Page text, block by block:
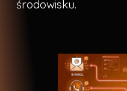
środowisku.